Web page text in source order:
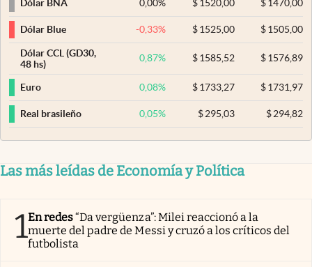
Dólar BNA
0,00% $ 1520,00 $1470,00
Dólar Blue -0,33% $ 1525,00 $1505,00
Dólar CCL (GD30,
48 hs)
0,87% $ 1585,52 $1576,89
Euro 0,08% $ 1733,27 $1731,97
Real brasileño 0,05% $ 295,03 $294,82
Las más leídas de Economía y Política
1En redes“Da vergüenza”: Milei reaccionó a la
muerte del padre de Messi y cruzó a los críticos del
futbolista